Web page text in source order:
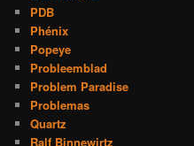
PDB
Phénix
Popeye
Probleemblad
Problem Paradise
Problemas
Quartz
Ralf Binnewirtz